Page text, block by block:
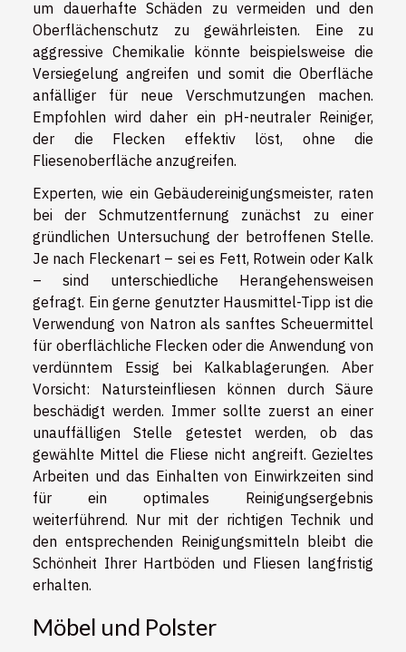
um dauerhafte Schäden zu vermeiden und den
Oberflächenschutz zu gewährleisten. Eine zu
aggressive Chemikalie könnte beispielsweise die
Versiegelung angreifen und somit die Oberfläche
anfälliger für neue Verschmutzungen machen.
Empfohlen wird daher ein pH-neutraler Reiniger,
der die Flecken effektiv löst, ohne die
Fliesenoberfläche anzugreifen.
Experten, wie ein Gebäudereinigungsmeister, raten
bei der Schmutzentfernung zunächst zu einer
gründlichen Untersuchung der betroffenen Stelle.
Je nach Fleckenart – sei es Fett, Rotwein oder Kalk
– sind unterschiedliche Herangehensweisen
gefragt. Ein gerne genutzter Hausmittel-Tipp ist die
Verwendung von Natron als sanftes Scheuermittel
für oberflächliche Flecken oder die Anwendung von
verdünntem Essig bei Kalkablagerungen. Aber
Vorsicht: Natursteinfliesen können durch Säure
beschädigt werden. Immer sollte zuerst an einer
unauffälligen Stelle getestet werden, ob das
gewählte Mittel die Fliese nicht angreift. Gezieltes
Arbeiten und das Einhalten von Einwirkzeiten sind
für ein optimales Reinigungsergebnis
weiterführend. Nur mit der richtigen Technik und
den entsprechenden Reinigungsmitteln bleibt die
Schönheit Ihrer Hartböden und Fliesen langfristig
erhalten.
Möbel und Polster